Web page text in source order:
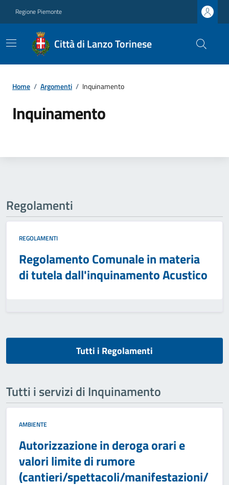
Regione Piemonte
Città di Lanzo Torinese
Home / Argomenti / Inquinamento
Inquinamento
Regolamenti
REGOLAMENTI
Regolamento Comunale in materia
di tutela dall'inquinamento Acustico
Tutti i Regolamenti
Tutti i servizi di Inquinamento
AMBIENTE
Autorizzazione in deroga orari e
valori limite di rumore
(cantieri/spettacoli/manifestazioni/